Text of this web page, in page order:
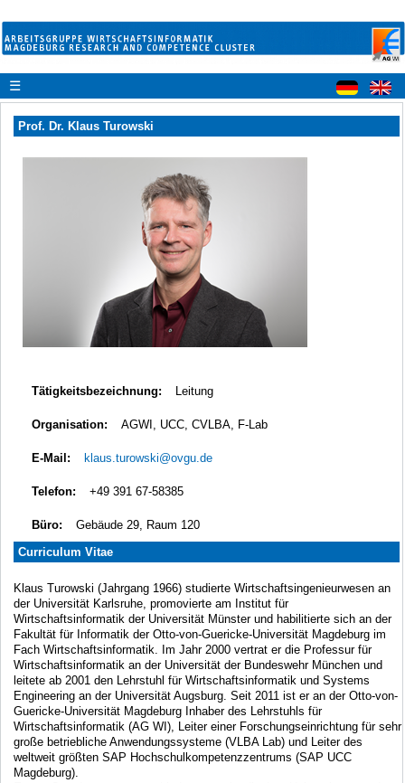
☰
Prof. Dr. Klaus Turowski
Tätigkeitsbezeichnung: Leitung
Organisation: AGWI, UCC, CVLBA, F-Lab
E-Mail: klaus.turowski@ovgu.de
Telefon: +49 391 67-58385
Büro:
Gebäude 29, Raum 120
Curriculum Vitae
Klaus Turowski (Jahrgang 1966) studierte Wirtschaftsingenieurwesen an
der Universität Karlsruhe, promovierte am Institut für
Wirtschaftsinformatik der Universität Münster und habilitierte sich an der
Fakultät für Informatik der Otto-von-Guericke-Universität Magdeburg im
Fach Wirtschaftsinformatik. Im Jahr 2000 vertrat er die Professur für
Wirtschaftsinformatik an der Universität der Bundeswehr München und
leitete ab 2001 den Lehrstuhl für Wirtschaftsinformatik und Systems
Engineering an der Universität Augsburg. Seit 2011 ist er an der Otto-von-
Guericke-Universität Magdeburg Inhaber des Lehrstuhls für
Wirtschaftsinformatik (AG WI), Leiter einer Forschungseinrichtung für sehr
große betriebliche Anwendungssysteme (VLBA Lab) und Leiter des
weltweit größten SAP Hochschulkompetenzzentrums (SAP UCC
Magdeburg).